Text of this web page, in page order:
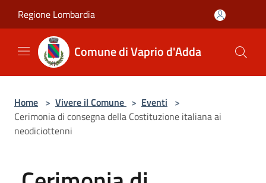
Regione Lombardia
Comune di Vaprio d'Adda
Home > Vivere il Comune > Eventi >
Cerimonia di consegna della Costituzione italiana ai
neodiciottenni